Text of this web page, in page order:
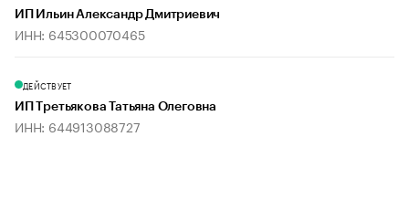
ИП Ильин Александр Дмитриевич
ИНН: 645300070465
ДЕЙСТВУЕТ
ИП Третьякова Татьяна Олеговна
ИНН: 644913088727